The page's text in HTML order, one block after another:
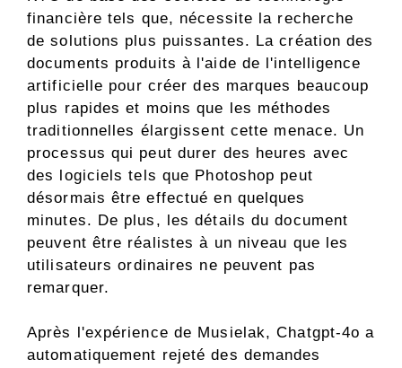
financière tels que, nécessite la recherche
de solutions plus puissantes. La création des
documents produits à l'aide de l'intelligence
artificielle pour créer des marques beaucoup
plus rapides et moins que les méthodes
traditionnelles élargissent cette menace. Un
processus qui peut durer des heures avec
des logiciels tels que Photoshop peut
désormais être effectué en quelques
minutes. De plus, les détails du document
peuvent être réalistes à un niveau que les
utilisateurs ordinaires ne peuvent pas
remarquer.
Après l'expérience de Musielak, Chatgpt-4o a
automatiquement rejeté des demandes